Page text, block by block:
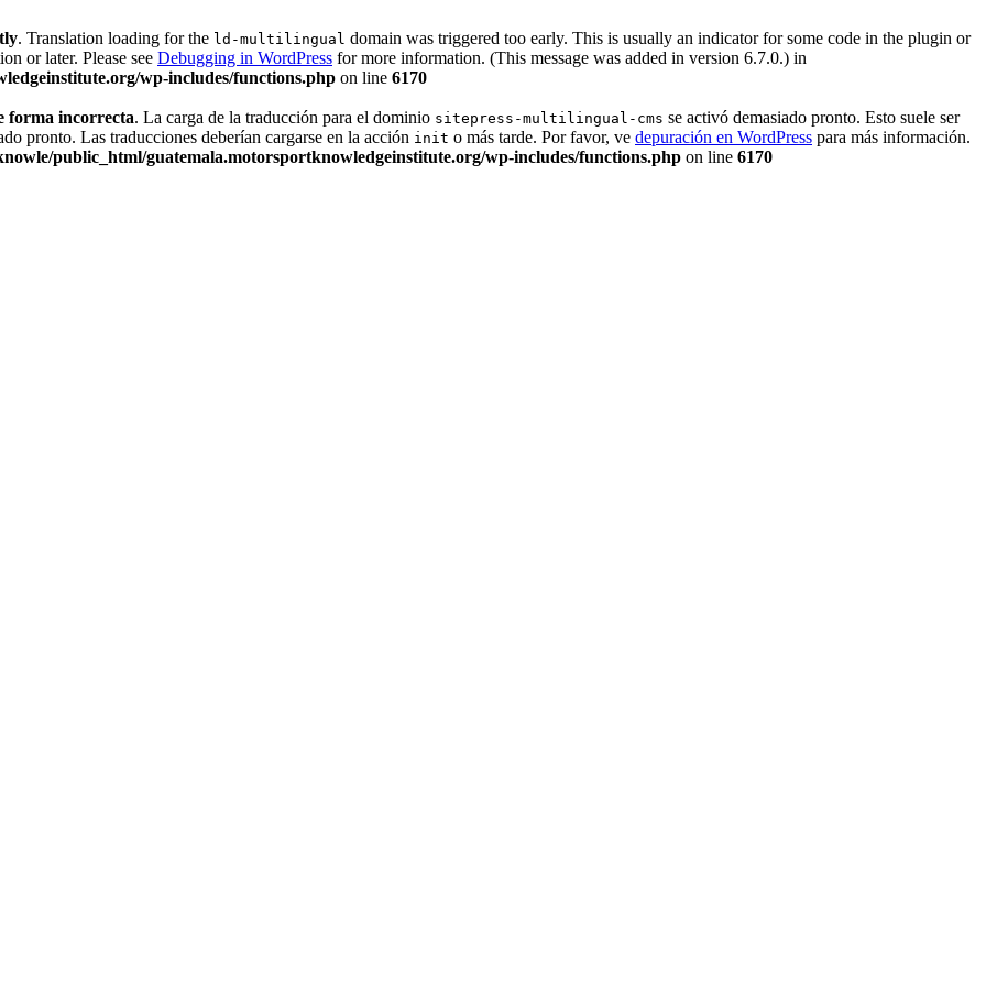
. Translation loading for the ld-multilingual domain was triggered too early. This is usually an indicator for some code in the plugin or
or later. Please see Debugging in WordPress for more information. (This message was added in version 6.7.0.) in
wp-includes/functions.php on line 6170
forma incorrecta. La carga de la traducción para el dominio sitepress-multilingual-cms se activó demasiado pronto. Esto suele ser
pronto. Las traducciones deberían cargarse en la acción init o más tarde. Por favor, ve depuración en WordPress para más información.
public_html/guatemala.motorsportknowledgeinstitute.org/wp-includes/functions.php on line 6170